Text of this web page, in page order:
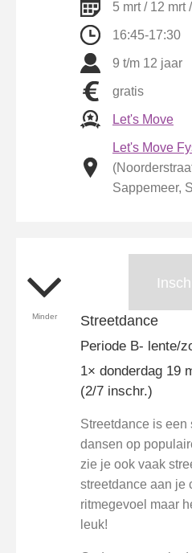
5 mrt / 12 mrt
16:45-17:30
9 t/m 12 jaar
gratis
Let's Move
Let's Move
Sappemeer,
Minder Streetdance
Periode B- lente/
1× donderdag 19
(2/7 inschr.)
Streetdance is
dansen op
zie je ook vaak
streetdance aan je
ritmegevoel maar
leuk!